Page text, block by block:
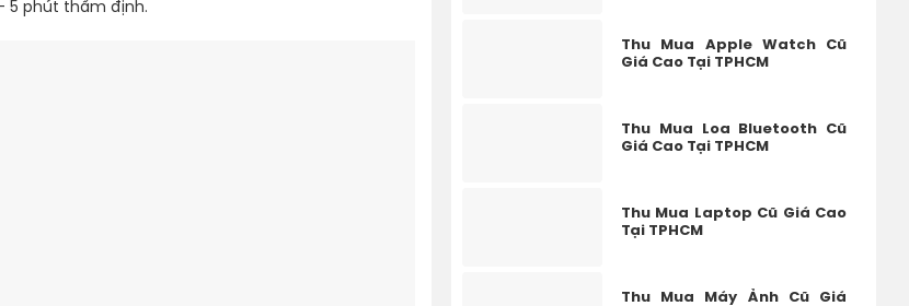
5 phút thẩm định.
Thu Mua Apple Watch Cũ
Giá Cao Tại TPHCM
Thu Mua Loa Bluetooth Cũ
Giá Cao Tại TPHCM
Thu Mua Laptop Cũ Giá Cao
Tại TPHCM
Thu Mua Máy Ảnh Cũ Giá